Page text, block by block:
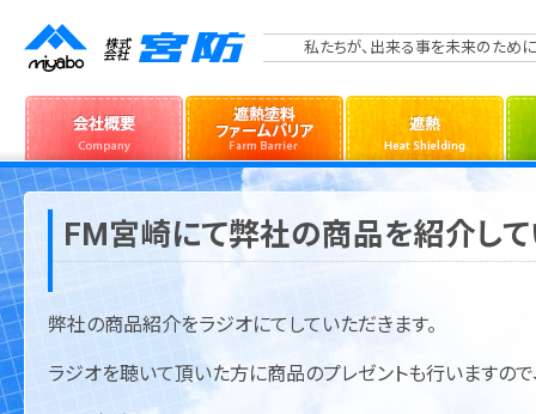
私たちが、出来る事を未来のために
FM宮崎にて弊社の商品を紹介して
弊社の商品紹介をラジオにてしていただきます。
ラジオを聴いて頂いた方に商品のプレゼントも行いますので